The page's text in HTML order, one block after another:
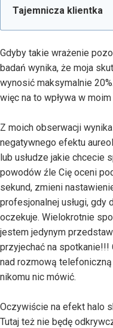
Tajemnicza klientka
Gdyby takie wrażenie
badań wynika, że moja
wynosić maksymalnie
więc na to wpływa w
Z moich obserwacji
negatywnego efektu
lub usłudze jakie chcecie
powodów źle Cię oceni
sekund, zmieni
profesjonalnej usługi, gdy
oczekuje. Wielokrotnie
jestem jedynym
przyjechać na
nad rozmową
nikomu nic mówić.
Oczywiście na efekt halo
Tutaj też nie będę